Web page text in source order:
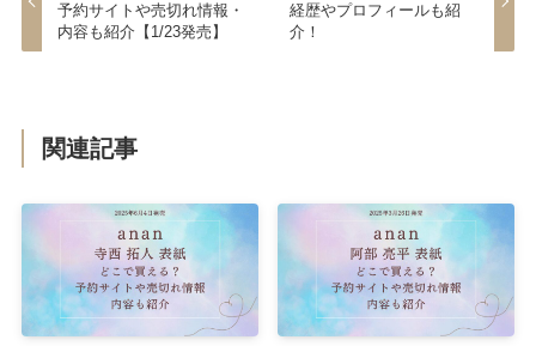
予約サイトや売切れ情報・
内容も紹介【1/23発売】
経歴やプロフィールも紹
介！
関連記事